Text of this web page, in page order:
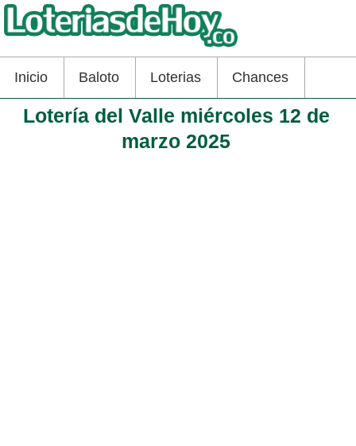
Inicio Baloto Loterias Chances
Lotería del Valle miércoles 12 de
marzo 2025